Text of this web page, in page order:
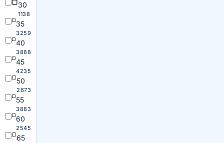
30
1138
35
3259
40
3888
45
4235
50
2673
55
3883
60
2545
65